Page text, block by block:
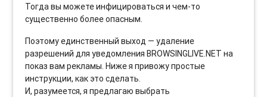
Тогда вы можете инфицироваться и чем-то
существенно более опасным.
Поэтому единственный выход — удаление
разрешений для уведомления BROWSINGLIVE.NET на
показ вам рекламы. Ниже я привожу простые
инструкции, как это сделать.
И, разумеется, я предлагаю выбрать